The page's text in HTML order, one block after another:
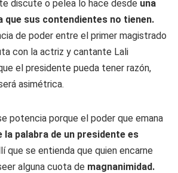
discute o pelea lo hace desde una
que sus contendientes no tienen.
de poder entre el primer magistrado
con la actriz y cantante Lali
el presidente pueda tener razón,
asimétrica.
potencia porque el poder que emana
la palabra de un presidente es
que se entienda que quien encarne
alguna cuota de magnanimidad.